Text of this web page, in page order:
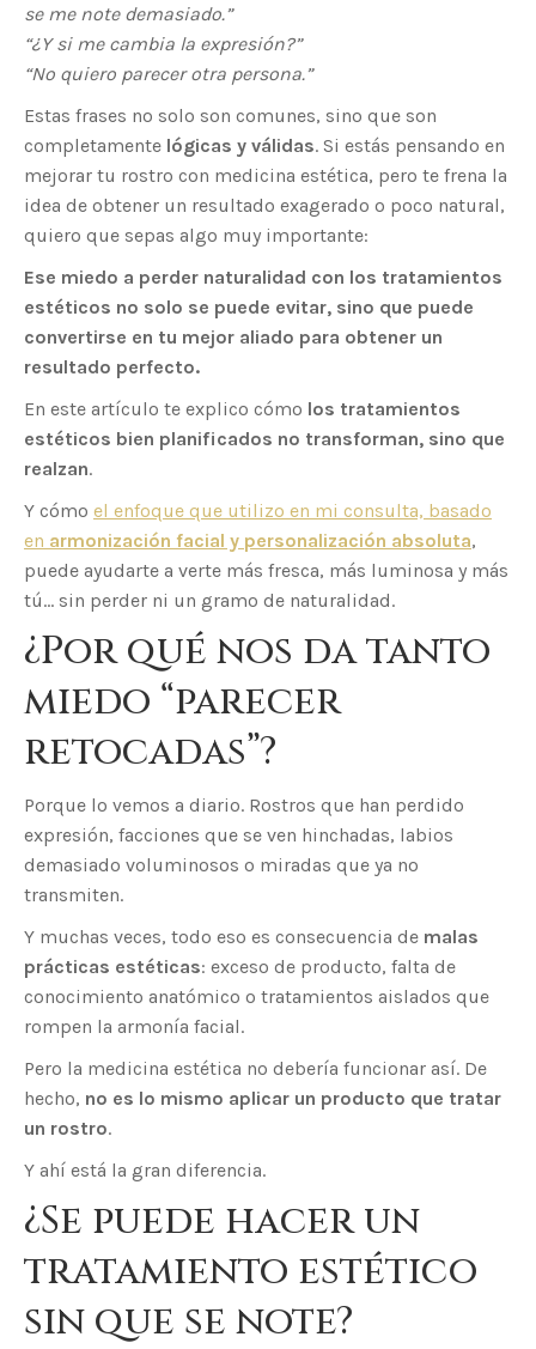
se me note demasiado.”
“¿Y si me cambia la expresión?”
“No quiero parecer otra persona.”
Estas frases no solo son comunes, sino que son
completamente lógicas y válidas. Si estás pensando en
mejorar tu rostro con medicina estética, pero te frena la
idea de obtener un resultado exagerado o poco natural,
quiero que sepas algo muy importante:
Ese miedo a perder naturalidad con los tratamientos
estéticos no solo se puede evitar, sino que puede
convertirse en tu mejor aliado para obtener un
resultado perfecto.
En este artículo te explico cómo los tratamientos
estéticos bien planificados no transforman, sino que
realzan.
Y cómo el enfoque que utilizo en mi consulta, basado
en armonización facial y personalización absoluta,
puede ayudarte a verte más fresca, más luminosa y más
tú… sin perder ni un gramo de naturalidad.
¿Por qué nos da tanto
miedo “parecer
retocadas”?
Porque lo vemos a diario. Rostros que han perdido
expresión, facciones que se ven hinchadas, labios
demasiado voluminosos o miradas que ya no
transmiten.
Y muchas veces, todo eso es consecuencia de malas
prácticas estéticas: exceso de producto, falta de
conocimiento anatómico o tratamientos aislados que
rompen la armonía facial.
Pero la medicina estética no debería funcionar así. De
hecho, no es lo mismo aplicar un producto que tratar
un rostro.
Y ahí está la gran diferencia.
¿Se puede hacer un
tratamiento estético
sin que se note?